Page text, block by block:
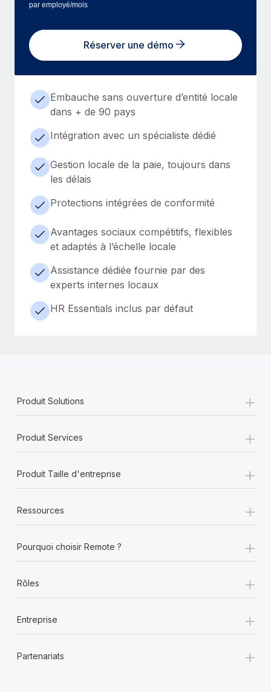
par employé/mois
Réserver une démo
Embauche sans ouverture d’entité locale
dans + de 90 pays
Intégration avec un spécialiste dédié
Gestion locale de la paie, toujours dans
les délais
Protections intégrées de conformité
Avantages sociaux compétitifs, flexibles
et adaptés à l’échelle locale
Assistance dédiée fournie par des
experts internes locaux
HR Essentials inclus par défaut
Produit Solutions +
Produit Services +
Produit Taille d'entreprise +
Ressources +
Pourquoi choisir Remote ? +
Rôles +
Entreprise +
Partenariats +